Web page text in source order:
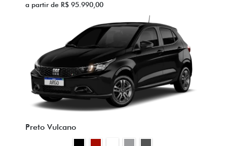
a partir de R$ 95.990,00
Preto Vulcano